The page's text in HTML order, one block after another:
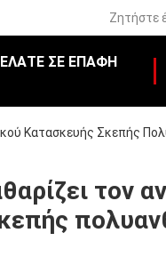
Ζητήστε
ΣΕ ΕΠΑΦΉ
Κατασκευής Σκεπής
τον